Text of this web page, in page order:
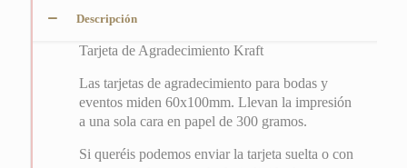
Descripción
Tarjeta de Agradecimiento Kraft
Las tarjetas de agradecimiento para bodas y
eventos miden 60x100mm. Llevan la impresión
a una sola cara en papel de 300 gramos.
Si queréis podemos enviar la tarjeta suelta o con